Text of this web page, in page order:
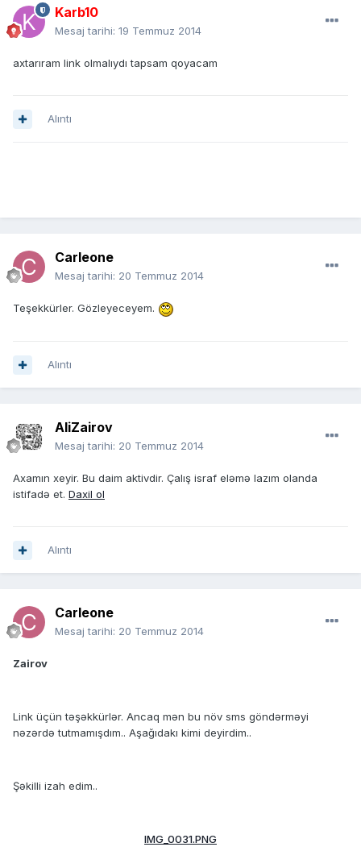
Karb10
Mesaj tarihi: 19 Temmuz 2014
axtarıram link olmalıydı tapsam qoyacam
Alıntı
Carleone
Mesaj tarihi: 20 Temmuz 2014
Teşekkürler. Gözleyeceyem.
Alıntı
AliZairov
Mesaj tarihi: 20 Temmuz 2014
Axamın xeyir. Bu daim aktivdir. Çalış israf eləmə lazım olanda
istifadə et. Daxil ol
Alıntı
Carleone
Mesaj tarihi: 20 Temmuz 2014
Zairov
Link üçün təşəkkürlər. Ancaq mən bu növ sms göndərməyi
nəzərdə tutmamışdım.. Aşağıdakı kimi deyirdim..
Şəkilli izah edim..
IMG_0031.PNG